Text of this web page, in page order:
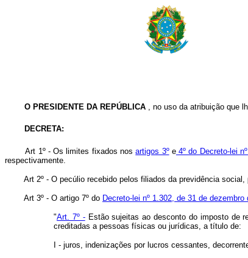
O PRESIDENTE DA REPÚBLICA , no uso da atribuição que
DECRETA:
Art 1º - Os limites fixados nosartigos 3ºe4º do Decreto-lei
respectivamente.
Art 2º - O pecúlio recebido pelos filiados da previdência social,
Art 3º - O artigo 7º do Decreto-lei nº 1.302, de 31 de dezembro
"Art. 7º -Estão sujeitas ao desconto do imposto de
creditadas a pessoas físicas ou jurídicas, a título de:
I - juros, indenizações por lucros cessantes,